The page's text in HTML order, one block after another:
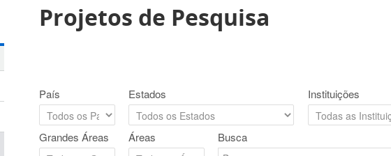
Projetos de Pesquisa
País Estados Instituições
Grandes Áreas Áreas Busca